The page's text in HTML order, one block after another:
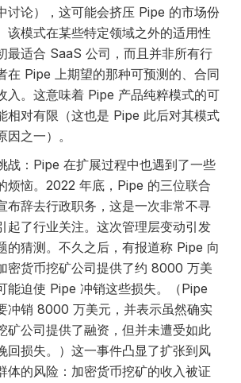
讨论），这可能会挤压 Pipe 的市场份
该模式在某些特定领域之外的适用性
最适合 SaaS 公司，而且并非所有行
在 Pipe 上期望的那种可预测的、合同
入。这意味着 Pipe 产品纯粹模式的可
相对有限（这也是 Pipe 此后对其模式
之一）。
战：Pipe 在扩展过程中也遇到了一些
烦恼。2022 年底，Pipe 的三位联合
布辞去行政职务，这是一次非常不寻
起了行业关注。这次管理层变动引发
的猜测。不久之后，有报道称 Pipe 向
密货币挖矿公司提供了约 8000 万美
能迫使 Pipe 冲销这些损失。（Pipe
冲销 8000 万美元，并表示虽然确实
矿公司提供了融资，但并未遭受如此
回损失。）这一事件凸显了扩张到风
体的风险：加密货币挖矿的收入被证